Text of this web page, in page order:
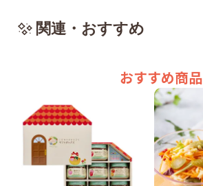
関連・おすすめ
おすすめ商品